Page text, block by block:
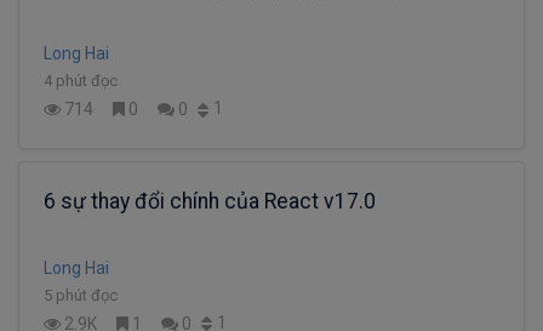
Long Hai
4 phút đọc
714 0 0 1
6 sự thay đổi chính của React v17.0
Long Hai
5 phút đọc
2.9K 1 0 1